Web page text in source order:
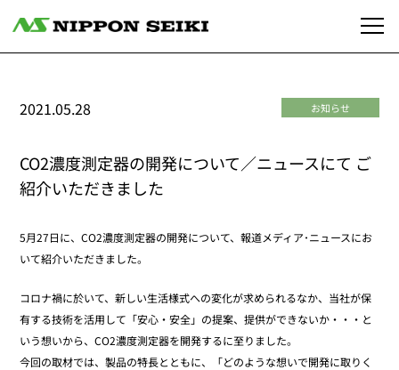
お知らせ
2021.05.28
CO2濃度測定器の開発について／ニュースにて ご
紹介いただきました
5月27日に、CO2濃度測定器の開発について、報道メディア･ニュースにお
いて紹介いただきました。
コロナ禍に於いて、新しい生活様式への変化が求められるなか、当社が保
有する技術を活用して「安心・安全」の提案、提供ができないか・・・と
いう想いから、CO2濃度測定器を開発するに至りました。
今回の取材では、製品の特長とともに、「どのような想いで開発に取りく